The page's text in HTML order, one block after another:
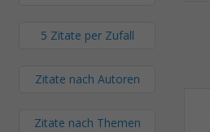
5 Zitate per Zufall
Zitate nach Autoren
Zitate nach Themen